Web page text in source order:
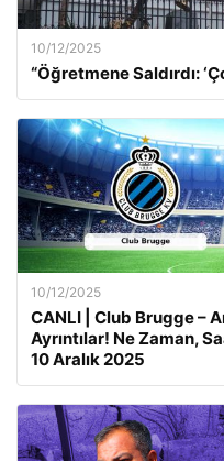
10/12/2025
“Öğretmene Saldırdı:
10/12/2025
CANLI | Club Brugge –
Ayrıntılar! Ne Zaman,
10 Aralık 2025